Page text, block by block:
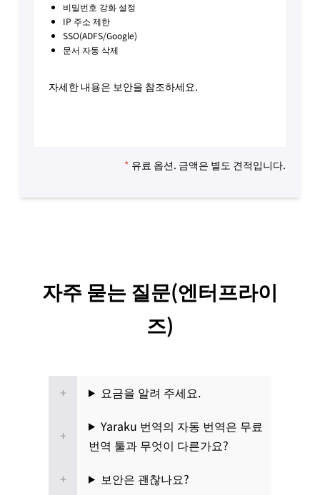
비밀번호 강화 설정
IP 주소 제한
SSO(ADFS/Google)
문서 자동 삭제
자세한 내용은 보안을 참조하세요.
* 유료 옵션. 금액은 별도 견적입니다.
자주 묻는 질문(엔터프라이
즈)
요금을 알려 주세요.
Yaraku 번역의 자동 번역은 무료
번역 툴과 무엇이 다른가요?
보안은 괜찮나요?